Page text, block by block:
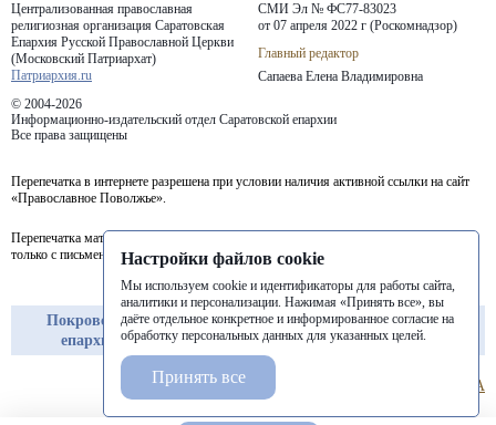
Централизованная православная
религиозная организация Саратовская
Епархия Русской Православной Церкви
(Московский Патриархат)
Патриархия.ru
СМИ Эл № ФС77-83023
от 07 апреля 2022 г (Роскомнадзор)
Главный редактор
Сапаева Елена Владимировна
© 2004-2026
Информационно-издательский отдел Саратовской епархии
Все права защищены
Перепечатка в интернете разрешена при условии наличия активной ссылки на сайт
«Православное Поволжье».
Перепечатка материалов портала в печатных изданиях (книгах, прессе) возможна
только с письменного разрешения редакции.
Покровская
епархия
Балашовская
епархия
Балаковская
епархия
Настройки файлов cookie
Мы используем cookie и идентификаторы для работы сайта,
аналитики и персонализации. Нажимая «Принять все», вы
даёте отдельное конкретное и информированное согласие на
обработку персональных данных для указанных целей.
Принять все